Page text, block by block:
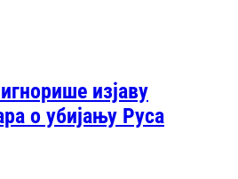
изјаву
о убијању Руса